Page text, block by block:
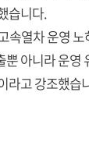
습니다.
속열차 운영
아니라 운영
라고 강조했습